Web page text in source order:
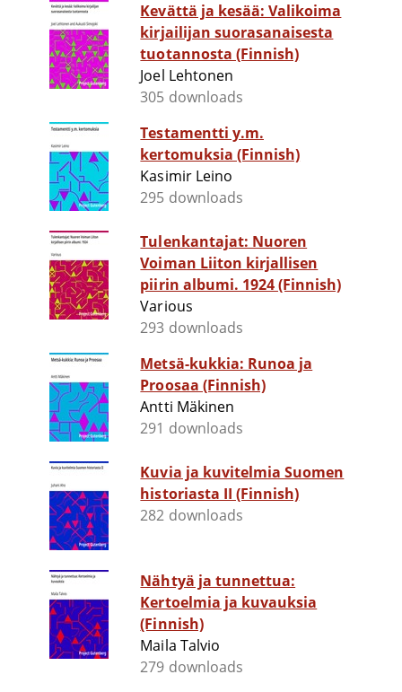
Kevättä ja kesää: Valikoima
kirjailijan suorasanaisesta
tuotannosta (Finnish)
Joel Lehtonen
305 downloads
Testamentti y.m.
kertomuksia (Finnish)
Kasimir Leino
295 downloads
Tulenkantajat: Nuoren
Voiman Liiton kirjallisen
piirin albumi. 1924 (Finnish)
Various
293 downloads
Metsä-kukkia: Runoa ja
Proosaa (Finnish)
Antti Mäkinen
291 downloads
Kuvia ja kuvitelmia Suomen
historiasta II (Finnish)
282 downloads
Nähtyä ja tunnettua:
Kertoelmia ja kuvauksia
(Finnish)
Maila Talvio
279 downloads